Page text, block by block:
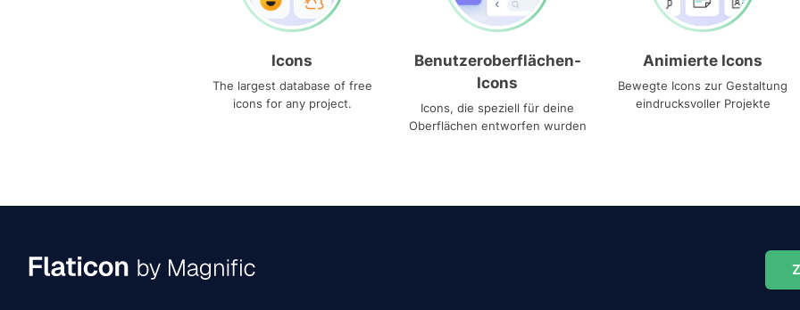
Icons
The largest database of free
icons for any project.
Benutzeroberflächen-
Icons
Icons, die speziell für deine
Oberflächen entworfen wurden
Animierte Icons
Bewegte Icons zur Gestaltung
eindrucksvoller Projekte